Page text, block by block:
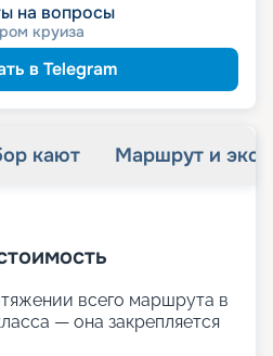
на вопросы
круиза
в Telegram
кают Маршрут и
всего маршрута в
— она закрепляется